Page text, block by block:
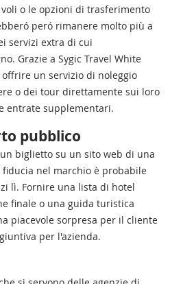
o le opzioni di trasferimento
peró rimanere molto più a
servizi extra di cui
Grazie a Sygic Travel White
un servizio di noleggio
o dei tour direttamente sui loro
entrate supplementari.
pubblico
biglietto su un sito web di una
nel marchio è probabile
lì. Fornire una lista di hotel
finale o una guida turistica
piacevole sorpresa per il cliente
per l'azienda.